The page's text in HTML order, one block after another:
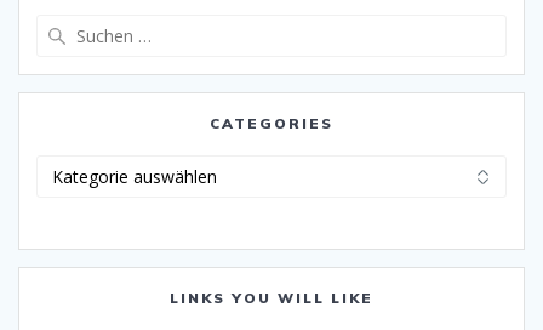
CATEGORIES
LINKS YOU WILL LIKE